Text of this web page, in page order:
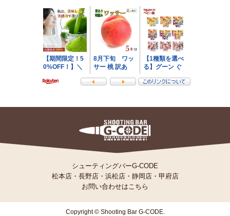
シューティングバーG-CODE
松本店・ 長野店・ 浜松店・ 静岡店・ 甲府店
お問い合わせはこちら
Copyright © Shooting Bar G-CODE.